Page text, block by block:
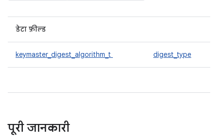
डेटा फ़ील्ड
keymaster_digest_algorithm_t digest_type
पूरी जानकारी